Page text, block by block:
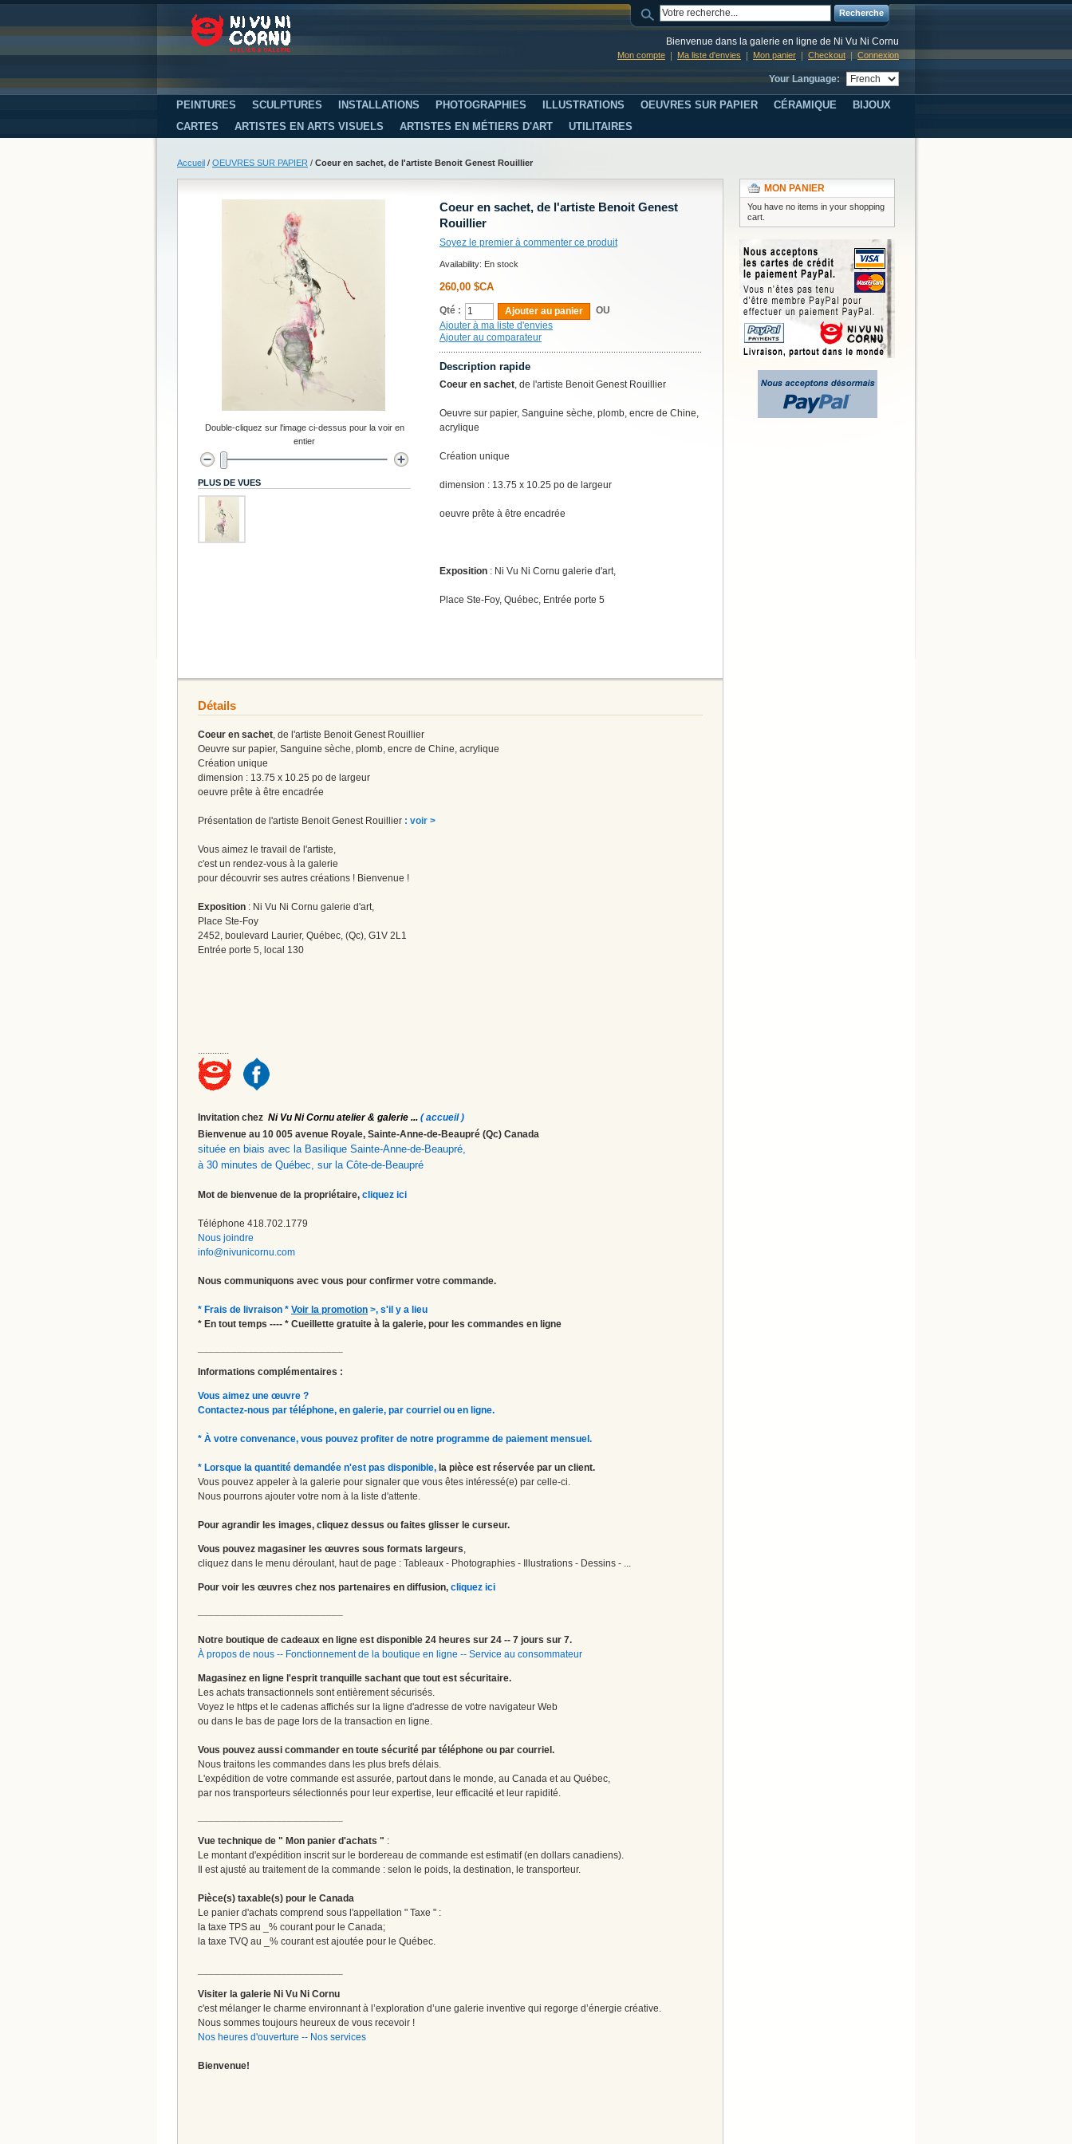
Recherche
Bienvenue dans la galerie en ligne de Ni Vu Ni Cornu
Mon compte Ma liste d'envies Mon panier Checkout Connexion
Your Language:
PEINTURES SCULPTURES INSTALLATIONS PHOTOGRAPHIES ILLUSTRATIONS OEUVRES SUR PAPIER CÉRAMIQUE
BIJOUX
CARTES
ARTISTES EN ARTS VISUELS ARTISTES EN MÉTIERS D'ART UTILITAIRES
Accueil / OEUVRES SUR PAPIER / Coeur en sachet, de l'artiste Benoit Genest Rouillier
Coeur en sachet, de l'artiste Benoit Genest
Rouillier
Soyez le premier à commenter ce produit
Availability: En stock
260,00 $CA
Qté : Ajouter au panier
OU
Ajouter à ma liste d'envies
Ajouter au comparateur
Description rapide
Coeur en sachet, de l'artiste Benoit Genest Rouillier
Oeuvre sur papier, Sanguine sèche, plomb, encre de Chine,
acrylique
Création unique
dimension : 13.75 x 10.25 po de largeur
oeuvre prête à être encadrée
Exposition : Ni Vu Ni Cornu galerie d'art,
Place Ste-Foy, Québec, Entrée porte 5
Double-cliquez sur l'image ci-dessus pour la voir en
entier
PLUS DE VUES
Détails
Coeur en sachet, de l'artiste Benoit Genest Rouillier
Oeuvre sur papier, Sanguine sèche, plomb, encre de Chine, acrylique
Création unique
dimension : 13.75 x 10.25 po de largeur
oeuvre prête à être encadrée
Présentation de l'artiste Benoit Genest Rouillier : voir >
Vous aimez le travail de l'artiste,
c'est un rendez-vous à la galerie
pour découvrir ses autres créations ! Bienvenue !
Exposition : Ni Vu Ni Cornu galerie d'art,
Place Ste-Foy
2452, boulevard Laurier, Québec, (Qc), G1V 2L1
Entrée porte 5, local 130
.............
Invitation chez Ni Vu Ni Cornu atelier & galerie ... ( accueil )
Bienvenue au 10 005 avenue Royale, Sainte-Anne-de-Beaupré (Qc) Canada
située en biais avec la Basilique Sainte-Anne-de-Beaupré,
à 30 minutes de Québec, sur la Côte-de-Beaupré
Mot de bienvenue de la propriétaire, cliquez ici
Téléphone 418.702.1779
Nous joindre
info@nivunicornu.com
Nous communiquons avec vous pour confirmer votre commande.
* Frais de livraison * Voir la promotion >, s'il y a lieu
* En tout temps ---- * Cueillette gratuite à la galerie, pour les commandes en ligne
Informations complémentaires :
Vous aimez une œuvre ?
Contactez-nous par téléphone, en galerie, par courriel ou en ligne.
* À votre convenance, vous pouvez profiter de notre programme de paiement mensuel.
* Lorsque la quantité demandée n'est pas disponible, la pièce est réservée par un client.
Vous pouvez appeler à la galerie pour signaler que vous êtes intéressé(e) par celle-ci.
Nous pourrons ajouter votre nom à la liste d'attente.
Pour agrandir les images, cliquez dessus ou faites glisser le curseur.
Vous pouvez magasiner les œuvres sous formats largeurs,
cliquez dans le menu déroulant, haut de page : Tableaux - Photographies - Illustrations - Dessins - ...
Pour voir les œuvres chez nos partenaires en diffusion, cliquez ici
Notre boutique de cadeaux en ligne est disponible 24 heures sur 24 -- 7 jours sur 7.
À propos de nous -- Fonctionnement de la boutique en ligne -- Service au consommateur
Magasinez en ligne l'esprit tranquille sachant que tout est sécuritaire.
Les achats transactionnels sont entièrement sécurisés.
Voyez le https et le cadenas affichés sur la ligne d'adresse de votre navigateur Web
ou dans le bas de page lors de la transaction en ligne.
Vous pouvez aussi commander en toute sécurité par téléphone ou par courriel.
Nous traitons les commandes dans les plus brefs délais.
L'expédition de votre commande est assurée, partout dans le monde, au Canada et au Québec,
par nos transporteurs sélectionnés pour leur expertise, leur efficacité et leur rapidité.
Vue technique de " Mon panier d'achats " :
Le montant d'expédition inscrit sur le bordereau de commande est estimatif (en dollars canadiens).
Il est ajusté au traitement de la commande : selon le poids, la destination, le transporteur.
Pièce(s) taxable(s) pour le Canada
Le panier d'achats comprend sous l'appellation " Taxe " :
la taxe TPS au _% courant pour le Canada;
la taxe TVQ au _% courant est ajoutée pour le Québec.
Visiter la galerie Ni Vu Ni Cornu
c'est mélanger le charme environnant à l’exploration d’une galerie inventive qui regorge d’énergie créative.
Nous sommes toujours heureux de vous recevoir !
Nos heures d'ouverture -- Nos services
Bienvenue!
MON PANIER
You have no items in your shopping
cart.